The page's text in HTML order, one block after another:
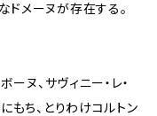
ドメーヌが存在する。
ヌ、サヴィニー・レ・
もち、とりわけコルトン